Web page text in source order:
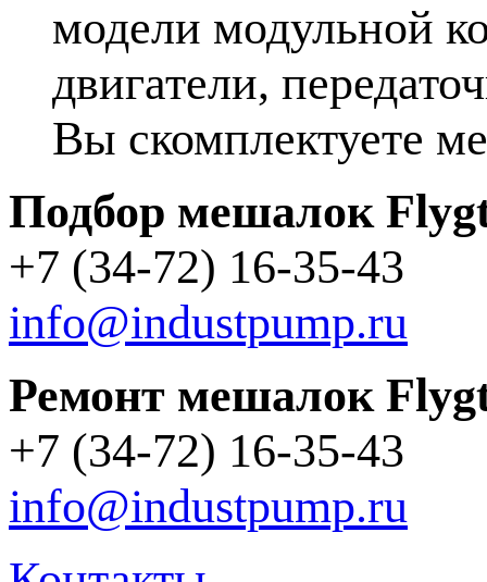
модели модульной
двигатели,
Вы скомплектуете
Подбор мешалок
+7 (34-72) 16-35-43
info@industpump.ru
Ремонт мешалок
+7 (34-72) 16-35-43
info@industpump.ru